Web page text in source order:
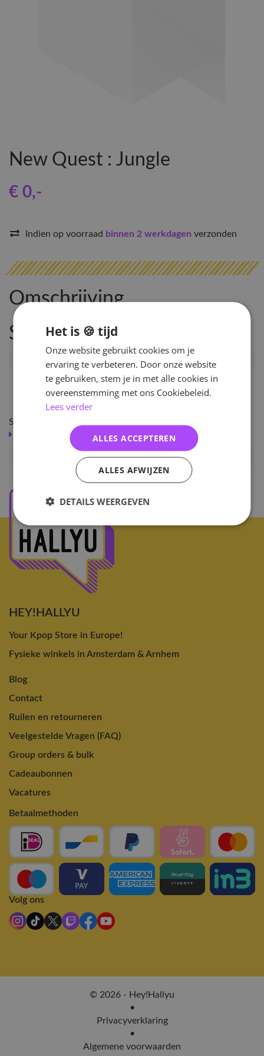
New Quest : Jungle
€ 0,-
Indien op voorraad binnen 2 werkdagen verzonden
Omschrijving
Specificaties
Artikelnummer
132329
EAN nummer
1000001323299
Shop meer
KPOP
New Quest : Jungle
HEY!HALLYU
Your Kpop Store in Europe!
Fysieke winkels in Amsterdam & Arnhem
Blog
Contact
Ruilen en retourneren
Veelgestelde Vragen (FAQ)
Group orders & bulk
Cadeaubonnen
Vacatures
Betaalmethoden
Volg ons
© 2026 - Hey!Hallyu
•
Privacyverklaring
•
Algemene voorwaarden
Het is 🍪 tijd
Onze website gebruikt cookies om je
ervaring te verbeteren. Door onze website
te gebruiken, stem je in met alle cookies in
overeenstemming met ons Cookiebeleid.
Lees verder
ALLES ACCEPTEREN
ALLES AFWIJZEN
DETAILS WEERGEVEN